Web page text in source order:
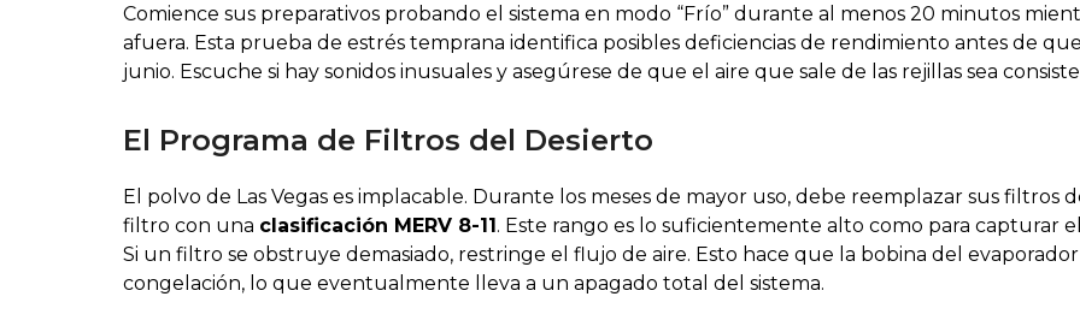
Comience sus preparativos probando el sistema en modo “Frío” durante al menos 20 minutos
afuera. Esta prueba de estrés temprana identifica posibles deficiencias de rendimiento antes de
junio. Escuche si hay sonidos inusuales y asegúrese de que el aire que sale de las rejillas sea
El Programa de Filtros del Desierto
El polvo de Las Vegas es implacable. Durante los meses de mayor uso, debe reemplazar sus filtros
filtro con una clasificación MERV 8-11. Este rango es lo suficientemente alto como para capturar
Si un filtro se obstruye demasiado, restringe el flujo de aire. Esto hace que la bobina del
congelación, lo que eventualmente lleva a un apagado total del sistema.